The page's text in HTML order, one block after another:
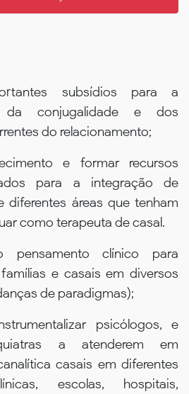
subsídios para a
da conjugalidade e dos
do relacionamento;
e formar recursos
para a integração de
diferentes áreas que tenham
como terapeuta de casal.
pensamento clínico para
e casais em diversos
de paradigmas);
psicólogos, e
a atenderem em
casais em diferentes
escolas, hospitais,